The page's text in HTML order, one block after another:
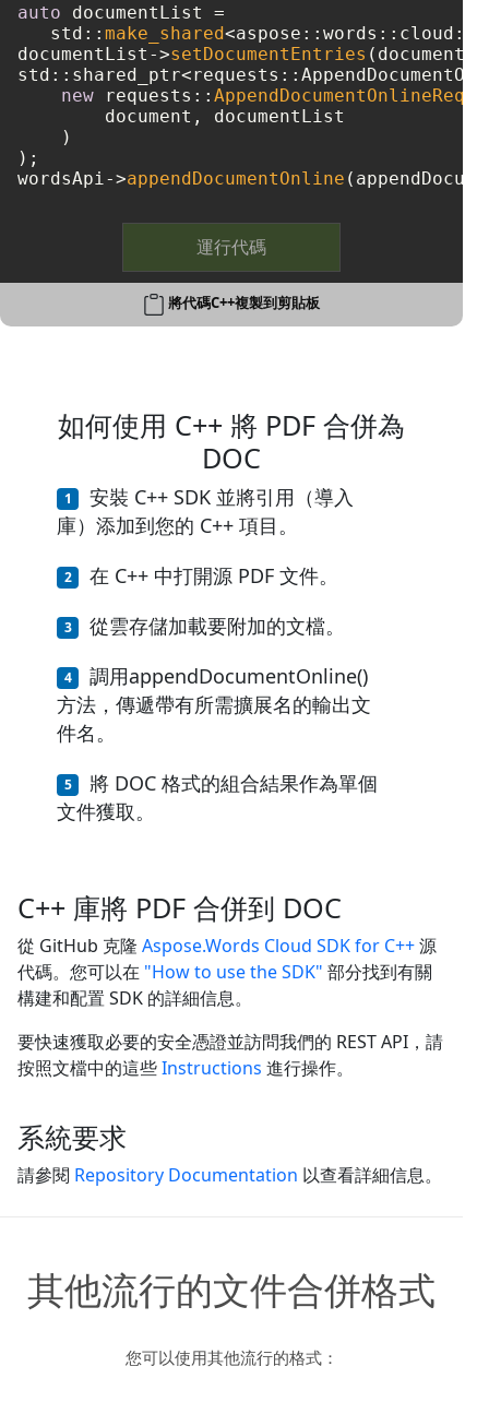
auto documentList =
   std::
make_shared
documentList->setDocumentEntries
new requests::
        document, documentList
    )
);
wordsApi->appendDocumentOnline
運行代碼
將代碼C++複製到剪貼板
如何使用 C++ 將 PDF 合併為
DOC
安裝 C++ SDK 並將引用（導入
庫）添加到您的 C++ 項目。
在 C++ 中打開源 PDF 文件。
從雲存儲加載要附加的文檔。
調用appendDocumentOnline()
方法，傳遞帶有所需擴展名的輸出文
件名。
將 DOC 格式的組合結果作為單個
文件獲取。
C++ 庫將 PDF 合併到 DOC
從 GitHub 克隆 Aspose.Words Cloud SDK for C++源
代碼。您可以在 "How to use the SDK" 部分找到有關
構建和配置 SDK 的詳細信息。
要快速獲取必要的安全憑證並訪問我們的 REST API，請
按照文檔中的這些Instructions 進行操作。
系統要求
請參閱 Repository Documentation 以查看詳細信息。
其他流行的文件合併格式
您可以使用其他流行的格式：